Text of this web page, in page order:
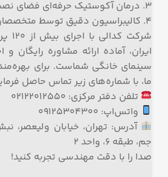
۳. درمان آکوستیک حرفه‌ای فضای نصب
۴. کالیبراسیون دقیق توسط متخصصان مجرب
ایران، آماده ارائه مشاوره رایگان
سینمای خانگی شماست. برای
ما، با شماره‌های زیر تماس حاصل
تلفن دفتر مرکزی: ۰۲۱۲۲۰۱۲۵۵۰
واتس‌اپ: ۰۹۱۲۵۳۰۴۳۰۰
آدرس: تهران، خیابان ولیعصر،
جم، طبقه ۶، واحد ۲
صدا را با دقت مهندسی تجربه کنید!